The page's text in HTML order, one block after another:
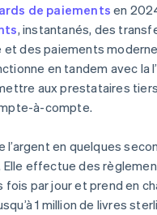
de paiements en
, instantanés, des
et des paiements
en tandem avec la
aux prestataires
à-compte.
l’argent en quelques
Elle effectue des
fois par jour et prend en
1 million de livres